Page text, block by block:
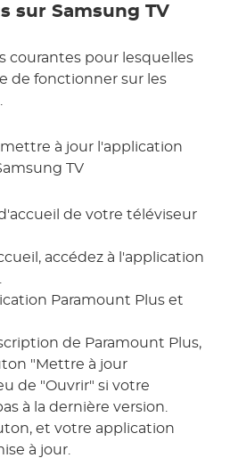
sur Samsung TV
courantes pour lesquelles
de fonctionner sur les
à jour l'application
TV
de votre téléviseur
accédez à l'application
Paramount Plus et
de Paramount Plus,
"Mettre à jour
de "Ouvrir" si votre
à la dernière version.
et votre application
à jour.